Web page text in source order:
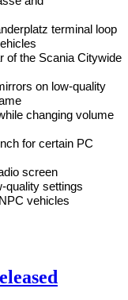
terminal loop
of the Scania Citywide
on low-quality
changing volume
for certain PC
screen
quality settings
vehicles